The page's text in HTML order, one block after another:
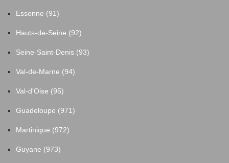
Essonne (91)
Hauts-de-Seine (92)
Seine-Saint-Denis (93)
Val-de-Marne (94)
Val-d'Oise (95)
Guadeloupe (971)
Martinique (972)
Guyane (973)